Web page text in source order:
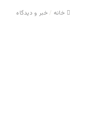
خانه /خبر و دیدگاه